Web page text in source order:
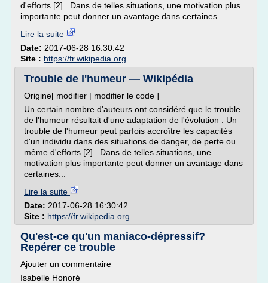
d'efforts [2] . Dans de telles situations, une motivation plus
importante peut donner un avantage dans certaines...
Lire la suite
Date: 2017-06-28 16:30:42
Site : https://fr.wikipedia.org
Trouble de l'humeur — Wikipédia
Origine[ modifier | modifier le code ]
Un certain nombre d'auteurs ont considéré que le trouble
de l'humeur résultait d'une adaptation de l'évolution . Un
trouble de l'humeur peut parfois accroître les capacités
d'un individu dans des situations de danger, de perte ou
même d'efforts [2] . Dans de telles situations, une
motivation plus importante peut donner un avantage dans
certaines...
Lire la suite
Date: 2017-06-28 16:30:42
Site : https://fr.wikipedia.org
Qu'est-ce qu'un maniaco-dépressif?
Repérer ce trouble
Ajouter un commentaire
Isabelle Honoré